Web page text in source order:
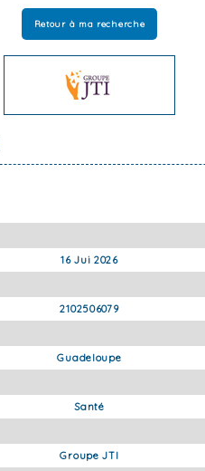
Retour à ma recherche
16 Jui 2026
2102506079
Guadeloupe
Santé
Groupe JTI